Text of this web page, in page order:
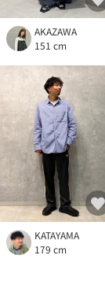
AKAZAWA
151 cm
KATAYAMA
179 cm